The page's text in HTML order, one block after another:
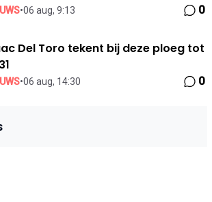
•06 aug, 9:13 0
Del Toro tekent bij deze ploeg tot
•06 aug, 14:30 0